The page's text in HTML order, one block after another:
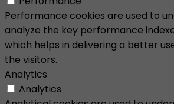
Performance cookies are used to
analyze the key performance
which helps in delivering a better
the visitors.
Analytics
Analytics